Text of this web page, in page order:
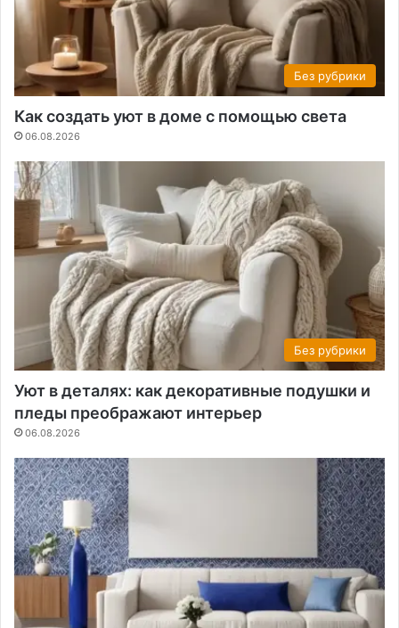
Без рубрики
Как создать уют в доме с помощью света
06.08.2026
Без рубрики
Уют в деталях: как декоративные подушки и
пледы преображают интерьер
06.08.2026